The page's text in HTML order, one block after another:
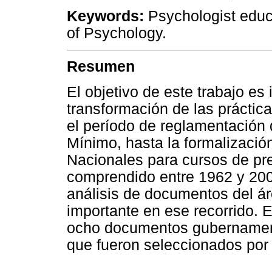
Keywords: Psychologist
of Psychology.
Resumen
El objetivo de este trabajo
transformación de las
el período de
Mínimo, hasta la
Nacionales para cursos de
comprendido entre 1962 y
análisis de documentos del
importante en ese recorrido.
ocho documentos
que fueron seleccionados